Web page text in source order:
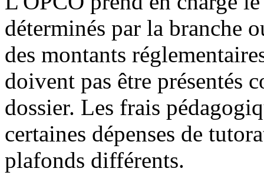
déterminés par la branche
des montants
doivent pas être présentés
dossier. Les frais
certaines dépenses de
plafonds différents.